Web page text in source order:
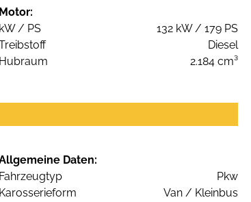
Motor:
kW / PS
132 kW / 179 PS
Diesel
Hubraum
2.184 cm³
Daten:
Fahrzeugtyp
Pkw
Karosserieform
Van / Kleinbus